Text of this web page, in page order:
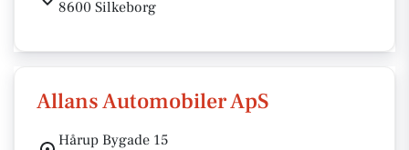
8600 Silkeborg
Allans Automobiler ApS
Hårup Bygade 15